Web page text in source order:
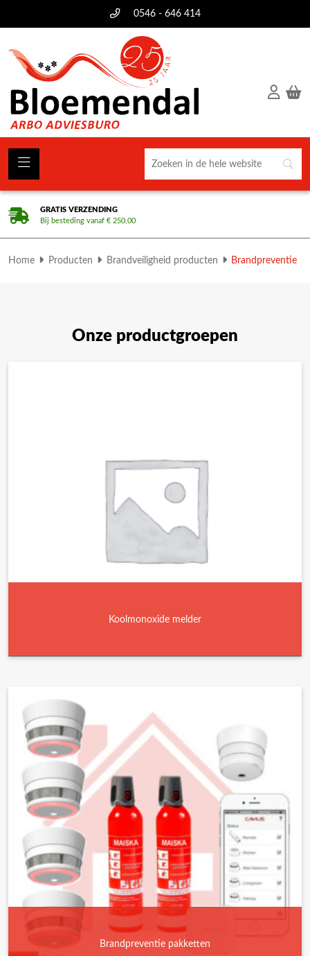
0546 - 646 414
GRATIS VERZENDING
Bij besteding vanaf € 250,00
Home Producten Brandveiligheid producten Brandpreventie
Onze productgroepen
Koolmonoxide melder
Brandpreventie pakketten